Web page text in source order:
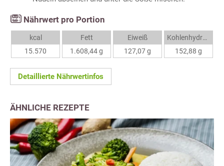
Nährwert pro Portion
kcal
15.570
Fett
1.608,44 g
Eiweiß
127,07 g
Kohlenhydrate
152,88 g
Detaillierte Nährwertinfos
ÄHNLICHE REZEPTE